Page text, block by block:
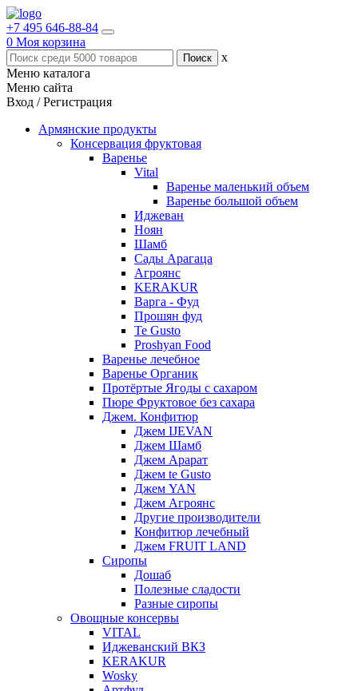
+7 495 646-88-84
0 Моя корзина
x
Меню каталога
Меню сайта
Вход / Регистрация
Армянские продукты
Консервация фруктовая
Варенье
Vital
Варенье маленький объем
Варенье большой объем
Иджеван
Ноян
Шамб
Сады Арагаца
Агроянс
KERAKUR
Варга - Фуд
Прошян фуд
Te Gusto
Proshyan Food
Варенье лечебное
Варенье Органик
Протёртые Ягоды с сахаром
Пюре Фруктовое без сахара
Джем. Конфитюр
Джем IJEVAN
Джем Шамб
Джем Арарат
Джем te Gusto
Джем YAN
Джем Агроянс
Другие производители
Конфитюр лечебный
Джем FRUIT LAND
Сиропы
Дошаб
Полезные сладости
Разные сиропы
Овощные консервы
VITAL
Иджеванский ВКЗ
KERAKUR
Wosky